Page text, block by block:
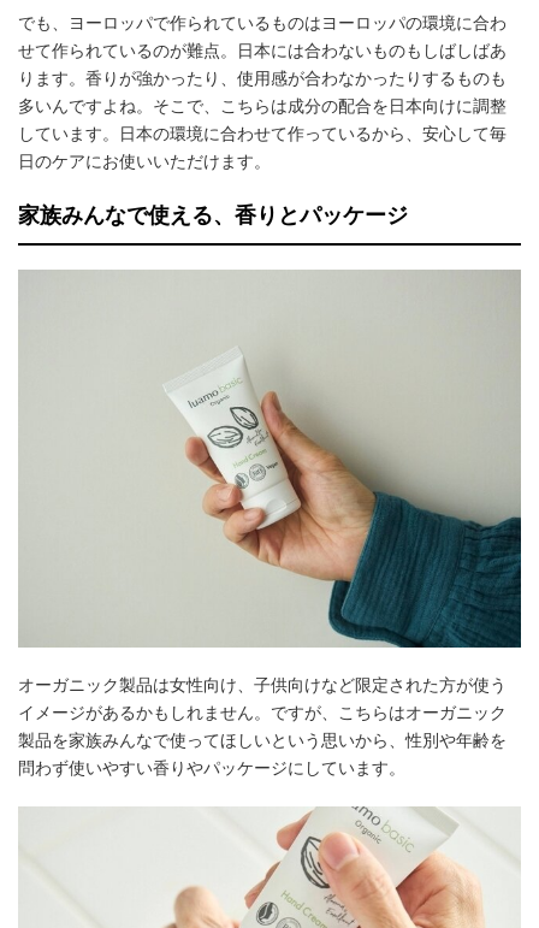
でも、ヨーロッパで作られているものはヨーロッパの環境に合わ
せて作られているのが難点。日本には合わないものもしばしばあ
ります。香りが強かったり、使用感が合わなかったりするものも
多いんですよね。そこで、こちらは成分の配合を日本向けに調整
しています。日本の環境に合わせて作っているから、安心して毎
日のケアにお使いいただけます。
家族みんなで使える、香りとパッケージ
オーガニック製品は女性向け、子供向けなど限定された方が使う
イメージがあるかもしれません。ですが、こちらはオーガニック
製品を家族みんなで使ってほしいという思いから、性別や年齢を
問わず使いやすい香りやパッケージにしています。